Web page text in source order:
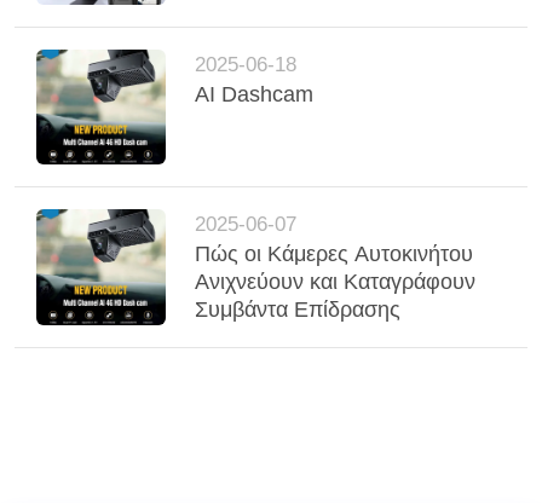
2025-06-18
ΑΙ Dashcam
2025-06-07
Πώς οι Κάμερες Αυτοκινήτου
Ανιχνεύουν και Καταγράφουν
Συμβάντα Επίδρασης